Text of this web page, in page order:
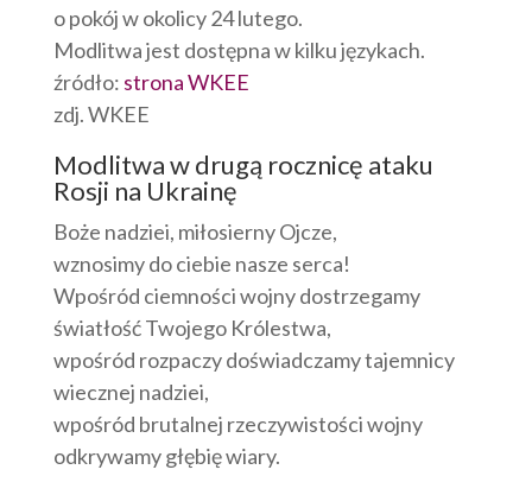
o pokój w okolicy 24 lutego.
Modlitwa jest dostępna w kilku językach.
źródło: strona WKEE
zdj. WKEE
Modlitwa w drugą rocznicę ataku
Rosji na Ukrainę
Boże nadziei, miłosierny Ojcze,
wznosimy do ciebie nasze serca!
Wpośród ciemności wojny dostrzegamy
światłość Twojego Królestwa,
wpośród rozpaczy doświadczamy tajemnicy
wiecznej nadziei,
wpośród brutalnej rzeczywistości wojny
odkrywamy głębię wiary.